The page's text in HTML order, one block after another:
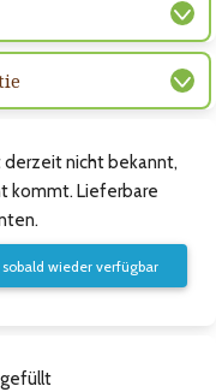
derzeit nicht bekannt,
kommt. Lieferbare
wieder verfügbar